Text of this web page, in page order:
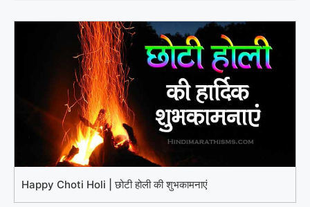
Happy Choti Holi | छोटी होली की शुभकामनाएं